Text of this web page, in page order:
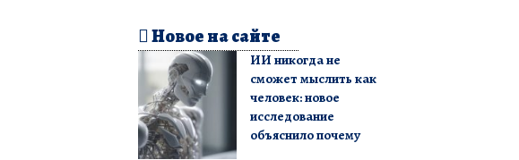
Новое на сайте
ИИ никогда не
сможет мыслить как
человек: новое
исследование
объяснило почему